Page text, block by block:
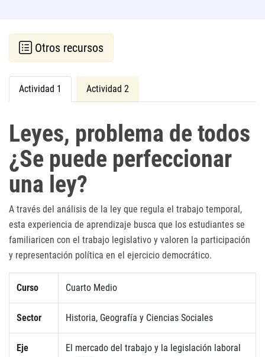
Otros recursos
Actividad 1 Actividad 2
Leyes, problema de todos
¿Se puede perfeccionar
una ley?
A través del análisis de la ley que regula el trabajo temporal,
esta experiencia de aprendizaje busca que los estudiantes se
familiaricen con el trabajo legislativo y valoren la participación
y representación política en el ejercicio democrático.
Curso Cuarto Medio
Sector Historia, Geografía y Ciencias Sociales
Eje
El mercado del trabajo y la legislación laboral